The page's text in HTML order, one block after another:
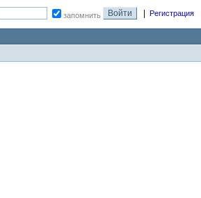
запомнить Регистрация